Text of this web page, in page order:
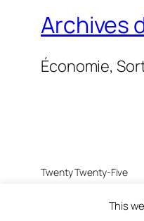
Archives
Économie,
Twenty Twenty-Five
This